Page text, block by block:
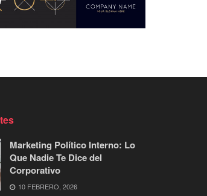
Marketing Político Interno: Lo
Que Nadie Te Dice del
Corporativo
10 FEBRERO, 2026